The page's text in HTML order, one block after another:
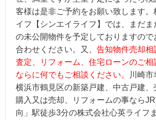
客様は是非ご予約をお願い致します。
イフ【シンエイライフ】では、まだま
の未公開物件を予定しておりますので
合わせください。又、 告知物件売却
査定、リフォーム、住宅ローンのご
ならに何でもご相談ください。
川崎市
横浜市鶴見区の新築戸建、中古戸建
購入又は売却、リフォームの事なら
向」駅徒歩3分の株式会社心英ライフ